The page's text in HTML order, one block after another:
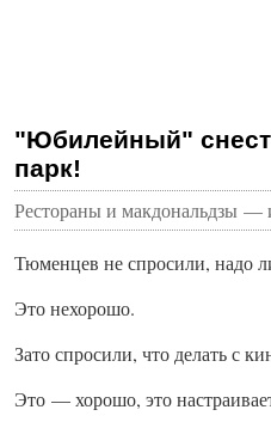
"Юбилейный"
парк!
Рестораны и макдональдзы —
Тюменцев не спросили, надо
Это нехорошо.
Зато спросили, что делать с
Это — хорошо, это